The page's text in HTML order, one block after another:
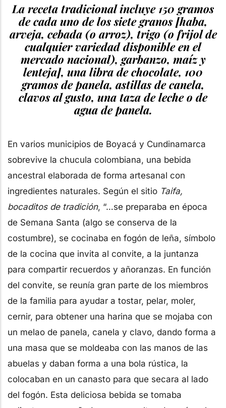
La receta tradicional incluye 150 gramos
de cada uno de los siete granos [haba,
arveja, cebada (o arroz), trigo (o frijol de
cualquier variedad disponible en el
mercado nacional), garbanzo, maíz y
lenteja], una libra de chocolate, 100
gramos de panela, astillas de canela,
clavos al gusto, una taza de leche o de
agua de panela.
En varios municipios de Boyacá y Cundinamarca
sobrevive la chucula colombiana, una bebida
ancestral elaborada de forma artesanal con
ingredientes naturales. Según el sitio Taifa,
bocaditos de tradición, “…se preparaba en época
de Semana Santa (algo se conserva de la
costumbre), se cocinaba en fogón de leña, símbolo
de la cocina que invita al convite, a la juntanza
para compartir recuerdos y añoranzas. En función
del convite, se reunía gran parte de los miembros
de la familia para ayudar a tostar, pelar, moler,
cernir, para obtener una harina que se mojaba con
un melao de panela, canela y clavo, dando forma a
una masa que se moldeaba con las manos de las
abuelas y daban forma a una bola rústica, la
colocaban en un canasto para que secara al lado
del fogón. Esta deliciosa bebida se tomaba